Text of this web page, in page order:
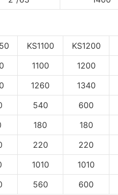
KS1100 KS1200
1100 1200
1260 1340
540 600
180 180
220 220
1010 1010
560 600